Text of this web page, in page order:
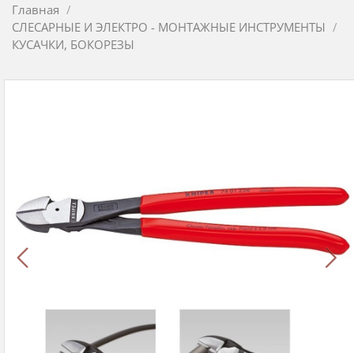
Главная
СЛЕСАРНЫЕ И ЭЛЕКТРО - МОНТАЖНЫЕ ИНСТРУМЕНТЫ
КУСАЧКИ, БОКОРЕЗЫ